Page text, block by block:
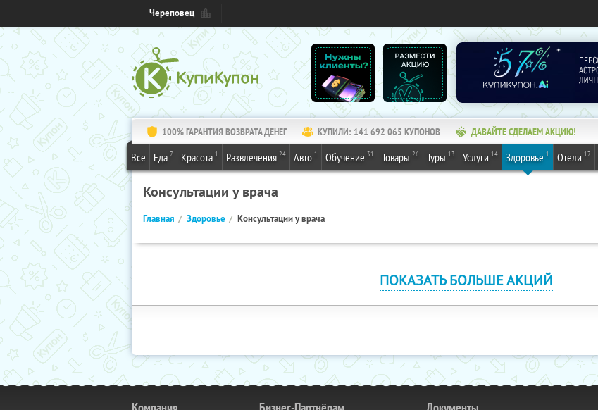
Череповец
100% ГАРАНТИЯ ВОЗВРАТА ДЕНЕГ КУПИЛИ: 141 692 065 КУПОНОВ ДАВАЙТЕ СДЕЛАЕМ АКЦИЮ!
Все Еда 7 Красота 1 Развлечения 24 Авто 1 Обучение 31 Товары 26 Туры 13 Услуги 14 Здоровье 1 Отели 17
Консультации у врача
Главная Здоровье Консультации у врача
ПОКАЗАТЬ БОЛЬШЕ АКЦИЙ